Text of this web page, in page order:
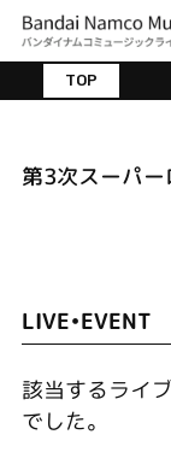
TOP
第3次スーパ
LIVE•EVENT
該当するライ
でした。